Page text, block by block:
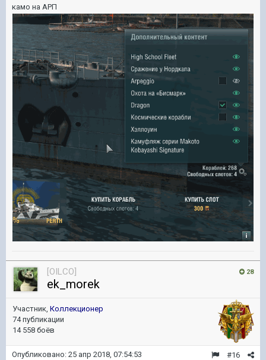
камо на АРП
28
[OILCO]
ek_morek
Участник, Коллекционер
74 публикации
14 558 боёв
#16
Опубликовано: 25 апр 2018, 07:54:53